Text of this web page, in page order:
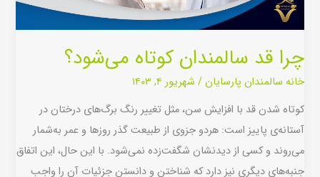
چرا قد سالمندان کوتاه می‌شود؟
خانه سالمندان پارسایان/ شهریور ۴, ۱۴۰۳
کوتاه شدن قد با افزایش سن، مثل تغییر رنگ برگ‌های درختان در
آستانه‌ی پاییز است: هردو جزوی از طبیعت گذر روزها و عمر به‌شمار
می‌روند و کسی از دیدنشان شگفت‌زده نمی‌شود. با این حال، این اتفاق
جنبه‌های دیگری نیز دارد که شناختن و دانستن جزئیات آن را واجب